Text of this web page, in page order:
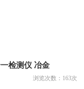
检测仪 冶金
浏览次数： 163次